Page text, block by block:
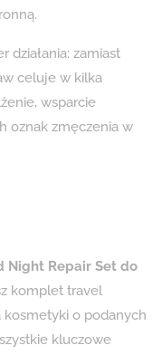
działania: zamiast
celuje w kilka
wsparcie
oznak zmęczenia w
Night Repair Set do
komplet travel
kosmetyki o podanych
kluczowe